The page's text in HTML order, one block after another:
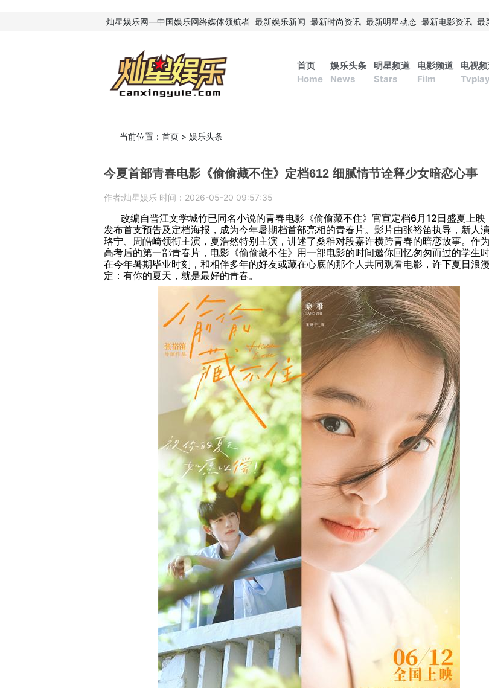
灿星娱乐网—中国娱乐网络媒体领航者 最新娱乐新闻 最新时尚资讯 最新明星动态 最新电影资讯 最
首页
Home
娱乐头条
News
明星频道
Stars
电影频道
Film
电视
Tvplay
当前位置： 首页 > 娱乐头条
今夏首部青春电影《偷偷藏不住》定档612 细腻情节诠释少女暗恋心事
作者:灿星娱乐 时间：2026-05-20 09:57:35
改编自晋江文学城竹已同名小说的青春电影《偷偷藏不住》官宣定档6月12日盛夏上映
发布首支预告及定档海报，成为今年暑期档首部亮相的青春片。影片由张裕笛执导，新人
珞宁、周皓崎领衔主演，夏浩然特别主演，讲述了桑稚对段嘉许横跨青春的暗恋故事。作
高考后的第一部青春片，电影《偷偷藏不住》用一部电影的时间邀你回忆匆匆而过的学生时
在今年暑期毕业时刻，和相伴多年的好友或藏在心底的那个人共同观看电影，许下夏日浪
定：有你的夏天，就是最好的青春。
德妃正式官宣罗一舟担任品牌闪光
代言人
第八届国际风土大会11月20日
海启航！